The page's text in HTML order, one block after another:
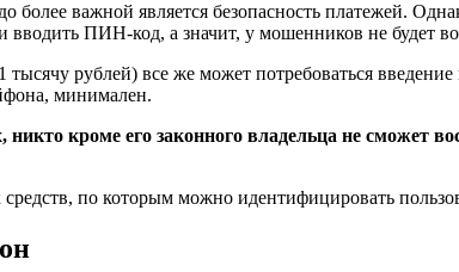
более важной является безопасность платежей.
ПИН-код, а значит, у мошенников не будет
рублей) все же может потребоваться
минимален.
кроме его законного владельца не сможет
по которым можно идентифицировать